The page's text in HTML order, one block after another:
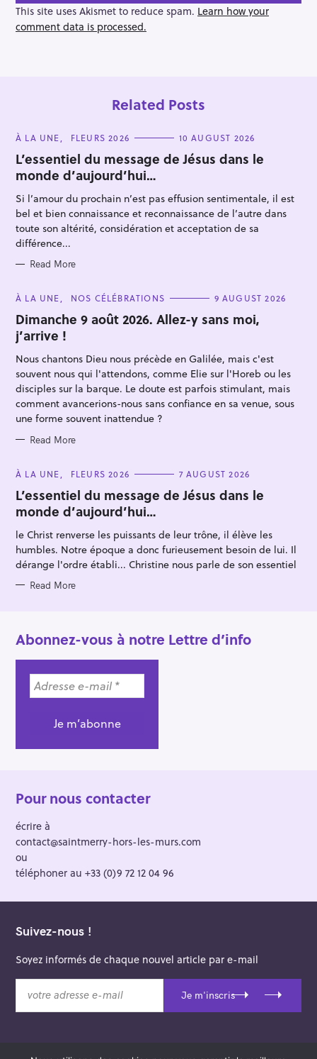
o
n
This site uses Akismet to reduce spam. Learn how your
comment data is processed.
Related Posts
C
T
E
G
O
R
I
E
S
À LA UNE FLEURS 2026 10 AUGUST 2026
L’essentiel du message de Jésus dans le
monde d’aujourd’hui…
Si l’amour du prochain n’est pas effusion sentimentale, il est
bel et bien connaissance et reconnaissance de l’autre dans
toute son altérité, considération et acceptation de sa
différence...
Read More
C
T
E
G
O
R
I
E
S
À LA UNE NOS CÉLÉBRATIONS 9 AUGUST 2026
Dimanche 9 août 2026. Allez-y sans moi,
j’arrive !
Nous chantons Dieu nous précède en Galilée, mais c'est
souvent nous qui l'attendons, comme Elie sur l'Horeb ou les
disciples sur la barque. Le doute est parfois stimulant, mais
comment avancerions-nous sans confiance en sa venue, sous
une forme souvent inattendue ?
Read More
C
T
E
G
O
R
I
E
S
À LA UNE FLEURS 2026 7 AUGUST 2026
L’essentiel du message de Jésus dans le
monde d’aujourd’hui…
le Christ renverse les puissants de leur trône, il élève les
humbles. Notre époque a donc furieusement besoin de lui. Il
dérange l'ordre établi... Christine nous parle de son essentiel
Read More
Abonnez-vous à notre Lettre d’info
Pour nous contacter
écrire à
contact@saintmerry-hors-les-murs.com
ou
téléphoner au +33 (0)9 72 12 04 96
Suivez-nous !
Soyez informés de chaque nouvel article par e-mail
t
Je m'inscris